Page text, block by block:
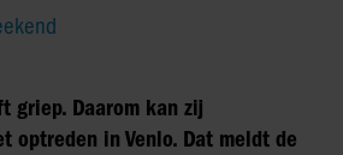
griep. Daarom kan zij
optreden in Venlo. Dat meldt de